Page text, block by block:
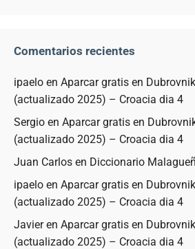
Comentarios recientes
ipaelo en Aparcar gratis en
(actualizado 2025) – Croacia dia 4
Sergio en Aparcar gratis en
(actualizado 2025) – Croacia dia 4
Juan Carlos en Diccionario
ipaelo en Aparcar gratis en
(actualizado 2025) – Croacia dia 4
Javieren Aparcar gratis en
(actualizado 2025) – Croacia dia 4